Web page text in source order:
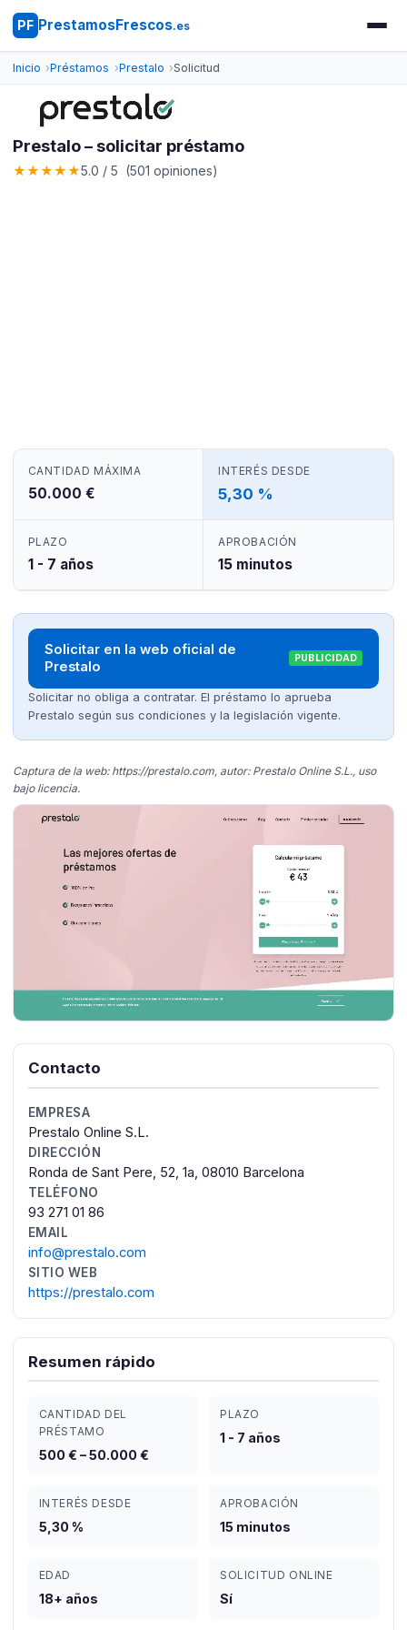
PF PrestamosFrescos.es
Inicio Préstamos Prestalo Solicitud
Prestalo – solicitar préstamo
★★★★★5.0 / 5 (501 opiniones)
CANTIDAD MÁXIMA
50.000 €
INTERÉS DESDE
5,30 %
PLAZO
1 - 7 años
APROBACIÓN
15 minutos
Solicitar en la web oficial de
Prestalo
PUBLICIDAD
Solicitar no obliga a contratar. El préstamo lo aprueba
Prestalo según sus condiciones y la legislación vigente.
Captura de la web: https://prestalo.com, autor: Prestalo Online S.L., uso
bajo licencia.
Contacto
EMPRESA
Prestalo Online S.L.
DIRECCIÓN
Ronda de Sant Pere, 52, 1a, 08010 Barcelona
TELÉFONO
93 271 01 86
EMAIL
info@prestalo.com
SITIO WEB
https://prestalo.com
Resumen rápido
CANTIDAD DEL
PRÉSTAMO
500 € – 50.000 €
PLAZO
1 - 7 años
INTERÉS DESDE
5,30 %
APROBACIÓN
15 minutos
EDAD
18+ años
SOLICITUD ONLINE
Sí